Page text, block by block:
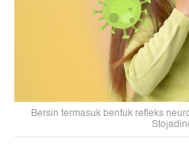
Bersin termasuk bentuk refleks